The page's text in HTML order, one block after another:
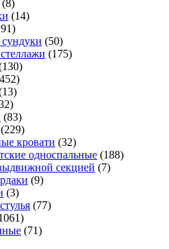
(8)
(14)
(50)
(175)
(83)
(229)
кровати (32)
односпальные (188)
секцией (7)
(9)
(3)
(77)
(71)